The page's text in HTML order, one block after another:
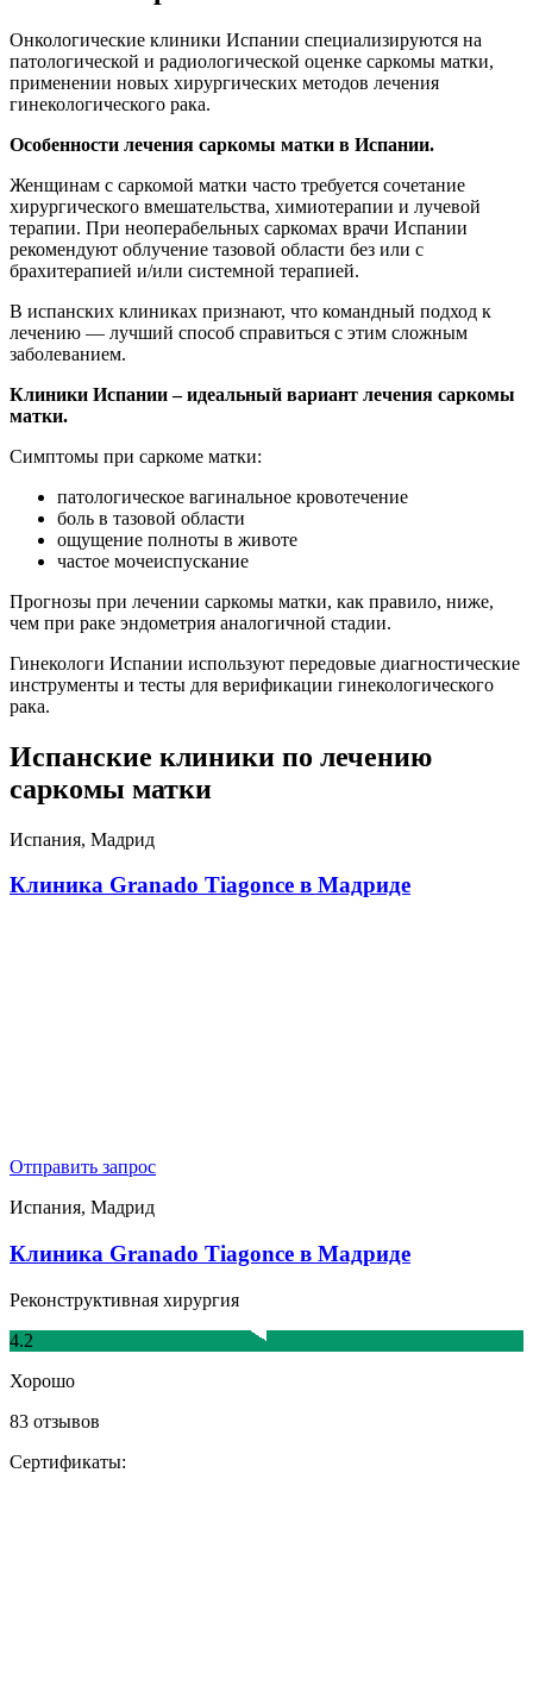
Онкологические клиники Испании специализируются на
патологической и радиологической оценке саркомы матки,
применении новых хирургических методов лечения
гинекологического рака.
Особенности лечения саркомы матки в Испании.
Женщинам с саркомой матки часто требуется сочетание
хирургического вмешательства, химиотерапии и лучевой
терапии. При неоперабельных саркомах врачи Испании
рекомендуют облучение тазовой области без или с
брахитерапией и/или системной терапией.
В испанских клиниках признают, что командный подход к
лечению — лучший способ справиться с этим сложным
заболеванием.
Клиники Испании – идеальный вариант лечения саркомы
матки.
Симптомы при саркоме матки:
патологическое вагинальное кровотечение
боль в тазовой области
ощущение полноты в животе
частое мочеиспускание
Прогнозы при лечении саркомы матки, как правило, ниже,
чем при раке эндометрия аналогичной стадии.
Гинекологи Испании используют передовые диагностические
инструменты и тесты для верификации гинекологического
рака.
Испанские клиники по лечению
саркомы матки
Испания, Мадрид
Клиника Granado Tiagonce в Мадриде
Отправить запрос
Испания, Мадрид
Клиника Granado Tiagonce в Мадриде
Реконструктивная хирургия
4.2
Хорошо
83 отзывов
Сертификаты: